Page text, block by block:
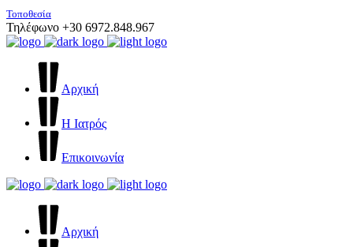
Τοποθεσία
Τηλέφωνο +30 6972.848.967
Αρχική
Η Ιατρός
Επικοινωνία
Αρχική